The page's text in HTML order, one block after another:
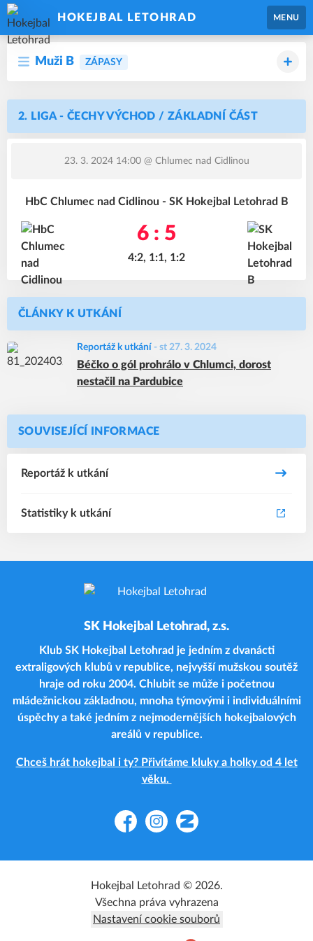
HOKEJBAL LETOHRAD MENU
Muži B ZÁPASY
2. LIGA - ČECHY VÝCHOD / ZÁKLADNÍ ČÁST
23. 3. 2024 14:00@ Chlumec nad Cidlinou
HbC Chlumec nad Cidlinou - SK Hokejbal Letohrad B
6 : 5
4:2, 1:1, 1:2
ČLÁNKY K UTKÁNÍ
Reportáž k utkání - st 27. 3. 2024
Béčko o gól prohrálo v Chlumci, dorost
nestačil na Pardubice
SOUVISEJÍCÍ INFORMACE
Reportáž k utkání
Statistiky k utkání
SK Hokejbal Letohrad, z.s.
Klub SK Hokejbal Letohrad je jedním z dvanácti
extraligových klubů v republice, nejvyšší mužskou soutěž
hraje od roku 2004. Chlubit se může i početnou
mládežnickou základnou, mnoha týmovými i individuálními
úspěchy a také jedním z nejmodernějších hokejbalových
areálů v republice.
Chceš hrát hokejbal i ty? Přivítáme kluky a holky od 4 let
věku.
FacebookInstagramZonerama
Hokejbal Letohrad © 2026.
Všechna práva vyhrazena
Nastavení cookie souborů